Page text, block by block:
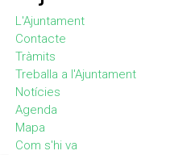
L'Ajuntament
Contacte
Tràmits
Treballa a l'Ajuntament
Notícies
Agenda
Mapa
Com s'hi va